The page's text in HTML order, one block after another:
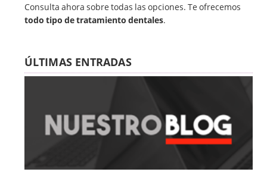
Consulta ahora sobre todas las opciones. Te ofrecemos
todo tipo de tratamiento dentales.
ÚLTIMAS ENTRADAS